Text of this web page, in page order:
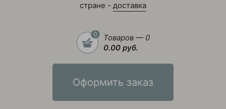
стране - доставка
0
Товаров — 0
0.00 руб.
Оформить заказ